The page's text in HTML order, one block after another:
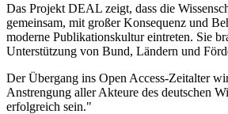
Das Projekt DEAL zeigt, dass die
gemeinsam, mit großer Konsequenz und
moderne Publikationskultur eintreten. Sie
Unterstützung von Bund, Ländern und
Der Übergang ins Open Access-Zeitalter
Anstrengung aller Akteure des deutschen
erfolgreich sein."